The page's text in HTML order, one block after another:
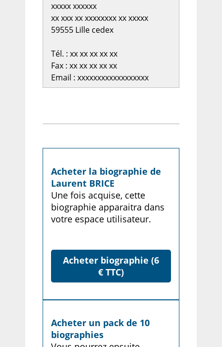
xxxxx xxxxxx
xx xxx xx xxxxxxxx xx xxxxx
59555 Lille cedex
Tél. : xx xx xx xx xx
Fax : xx xx xx xx xx
Email : xxxxxxxxxxxxxxxxxx
Acheter la biographie de
Laurent BRICE
Une fois acquise, cette
biographie apparaitra dans
votre espace utilisateur.
Acheter biographie (6
€ TTC)
Acheter un pack de 10
biographies